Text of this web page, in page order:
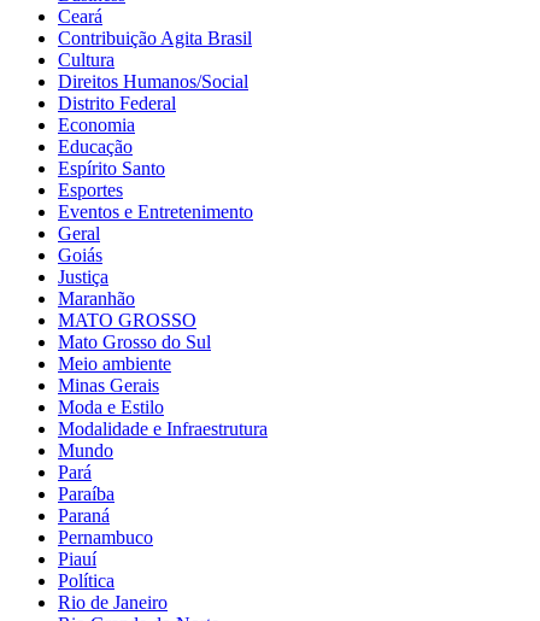
Ceará
Contribuição Agita Brasil
Cultura
Direitos Humanos/Social
Distrito Federal
Economia
Educação
Espírito Santo
Esportes
Eventos e Entretenimento
Geral
Goiás
Justiça
Maranhão
MATO GROSSO
Mato Grosso do Sul
Meio ambiente
Minas Gerais
Moda e Estilo
Modalidade e Infraestrutura
Mundo
Pará
Paraíba
Paraná
Pernambuco
Piauí
Política
Rio de Janeiro